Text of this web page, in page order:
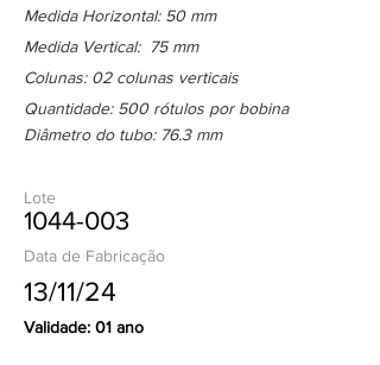
Medida Horizontal: 50 mm
Medida Vertical: 75 mm
Colunas: 02 colunas verticais
Quantidade: 500 rótulos por bobina
Diâmetro do tubo: 76.3 mm
Lote
1044-003
Data de Fabricação
13/11/24
Validade: 01 ano